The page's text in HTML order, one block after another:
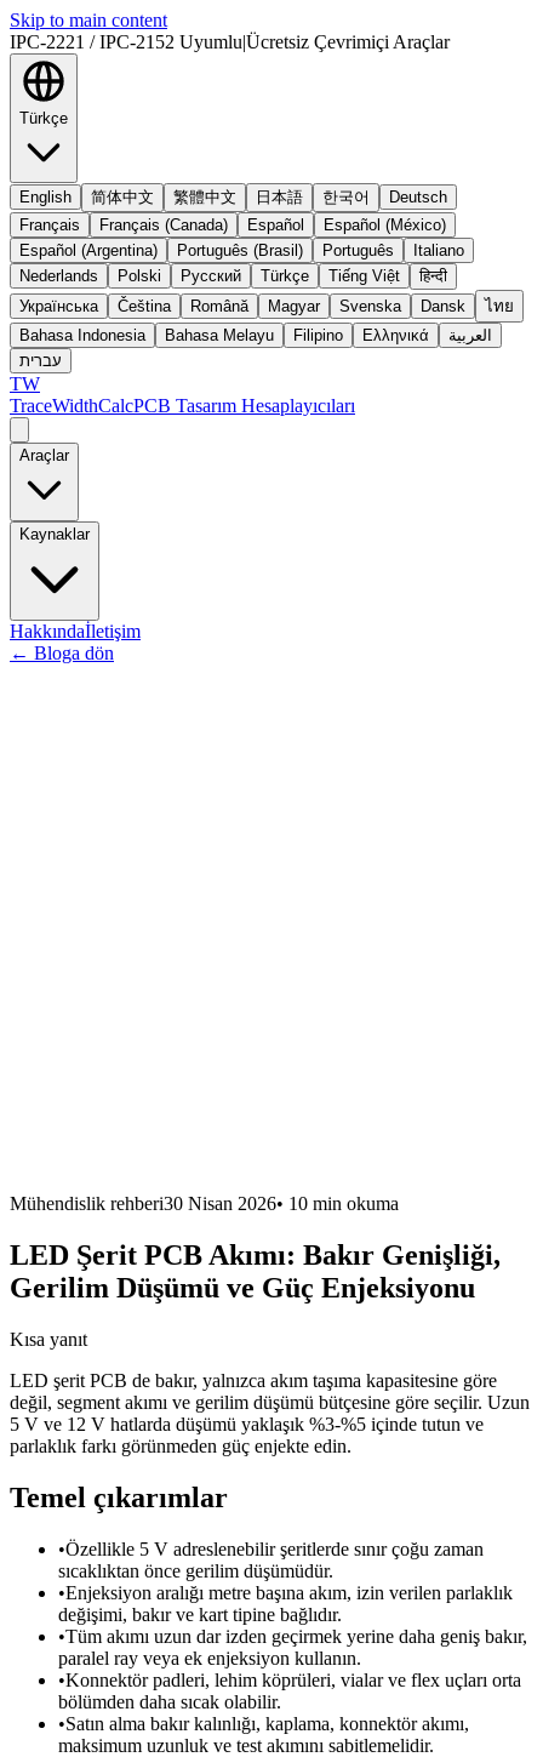
Skip to main content
IPC-2221 / IPC-2152 Uyumlu|Ücretsiz Çevrimiçi Araçlar
Türkçe
English 简体中文 繁體中文 日本語 한국어
Deutsch
Français
Français (Canada) Español
Español (México)
Español (Argentina)
Português (Brasil) Português
Italiano
Nederlands
Polski Русский Türkçe Tiếng Việt
हिन्दी
Українська
Čeština Română Magyar Svenska Dansk
ไทย
Bahasa Indonesia
Bahasa Melayu Filipino Ελληνικά
العربية
עברית
TW
TraceWidthCalcPCB Tasarım Hesaplayıcıları
Araçlar
Kaynaklar
Hakkındaİletişim
← Bloga dön
Mühendislik rehberi30 Nisan 2026• 10 min okuma
LED Şerit PCB Akımı: Bakır Genişliği,
Gerilim Düşümü ve Güç Enjeksiyonu
Kısa yanıt
LED şerit PCB de bakır, yalnızca akım taşıma kapasitesine göre
değil, segment akımı ve gerilim düşümü bütçesine göre seçilir. Uzun
5 V ve 12 V hatlarda düşümü yaklaşık %3-%5 içinde tutun ve
parlaklık farkı görünmeden güç enjekte edin.
Temel çıkarımlar
•Özellikle 5 V adreslenebilir şeritlerde sınır çoğu zaman
sıcaklıktan önce gerilim düşümüdür.
•Enjeksiyon aralığı metre başına akım, izin verilen parlaklık
değişimi, bakır ve kart tipine bağlıdır.
•Tüm akımı uzun dar izden geçirmek yerine daha geniş bakır,
paralel ray veya ek enjeksiyon kullanın.
•Konnektör padleri, lehim köprüleri, vialar ve flex uçları orta
bölümden daha sıcak olabilir.
•Satın alma bakır kalınlığı, kaplama, konnektör akımı,
maksimum uzunluk ve test akımını sabitlemelidir.